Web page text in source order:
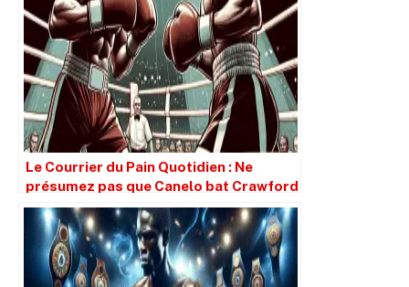
Le Courrier du Pain Quotidien : Ne
présumez pas que Canelo bat Crawford
simplement parce qu’il est plus grand.